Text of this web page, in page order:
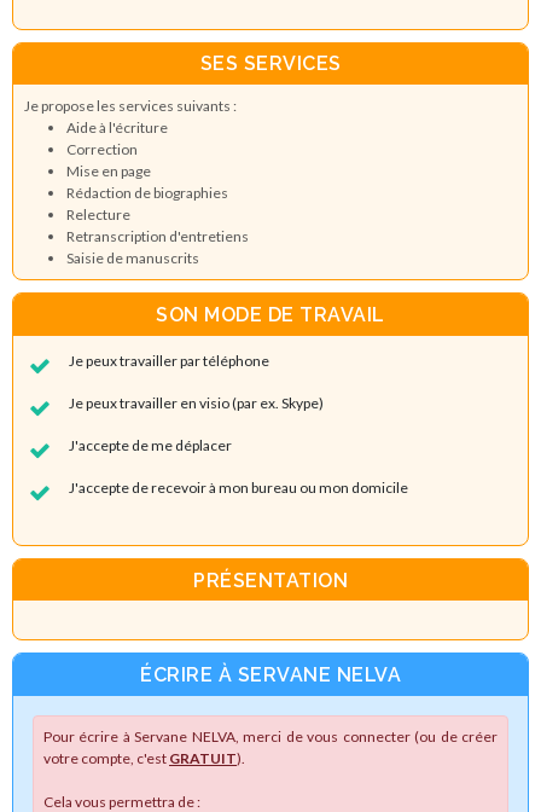
SES SERVICES
Je propose les services suivants :
Aide à l'écriture
Correction
Mise en page
Rédaction de biographies
Relecture
Retranscription d'entretiens
Saisie de manuscrits
SON MODE DE TRAVAIL
Je peux travailler par téléphone
Je peux travailler en visio (par ex. Skype)
J'accepte de me déplacer
J'accepte de recevoir à mon bureau ou mon domicile
PRÉSENTATION
ÉCRIRE À SERVANE NELVA
Pour écrire à Servane NELVA, merci de vous connecter (ou de créer
votre compte, c'est GRATUIT).
Cela vous permettra de :